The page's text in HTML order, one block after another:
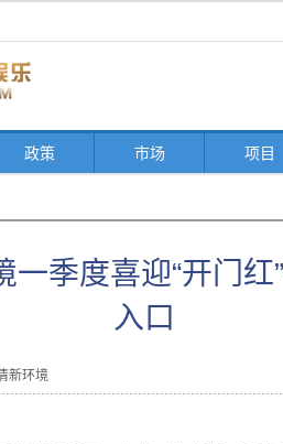
政策 市场 项目
一季度喜迎“开门
入口
新环境